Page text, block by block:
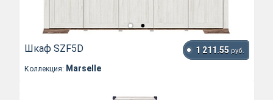
Шкаф SZF5D 1 211.55 руб.
Коллекция: Marselle